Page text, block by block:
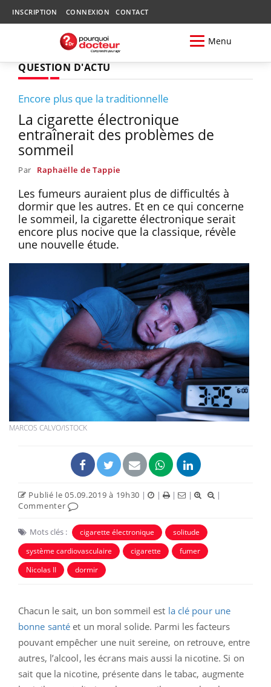
INSCRIPTION CONNEXION CONTACT
Menu
QUESTION D'ACTU
Encore plus que la traditionnelle
La cigarette électronique
entraînerait des problèmes de
sommeil
Par Raphaëlle de Tappie
Les fumeurs auraient plus de difficultés à
dormir que les autres. Et en ce qui concerne
le sommeil, la cigarette électronique serait
encore plus nocive que la classique, révèle
une nouvelle étude.
MARCOS CALVO/ISTOCK
Publié le 05.09.2019 à 19h30 | | | |
|
Commenter
Mots clés : cigarette électronique
solitude
système cardiovasculaire
cigarette
fumer
Nicolas II
dormir
Chacun le sait, un bon sommeil est la clé pour une
bonne santé et un moral solide. Parmi les facteurs
pouvant empêcher une nuit sereine, on retrouve, entre
autres, l’alcool, les écrans mais aussi la nicotine. Si on
sait que la nicotine, présente dans le tabac, augmente